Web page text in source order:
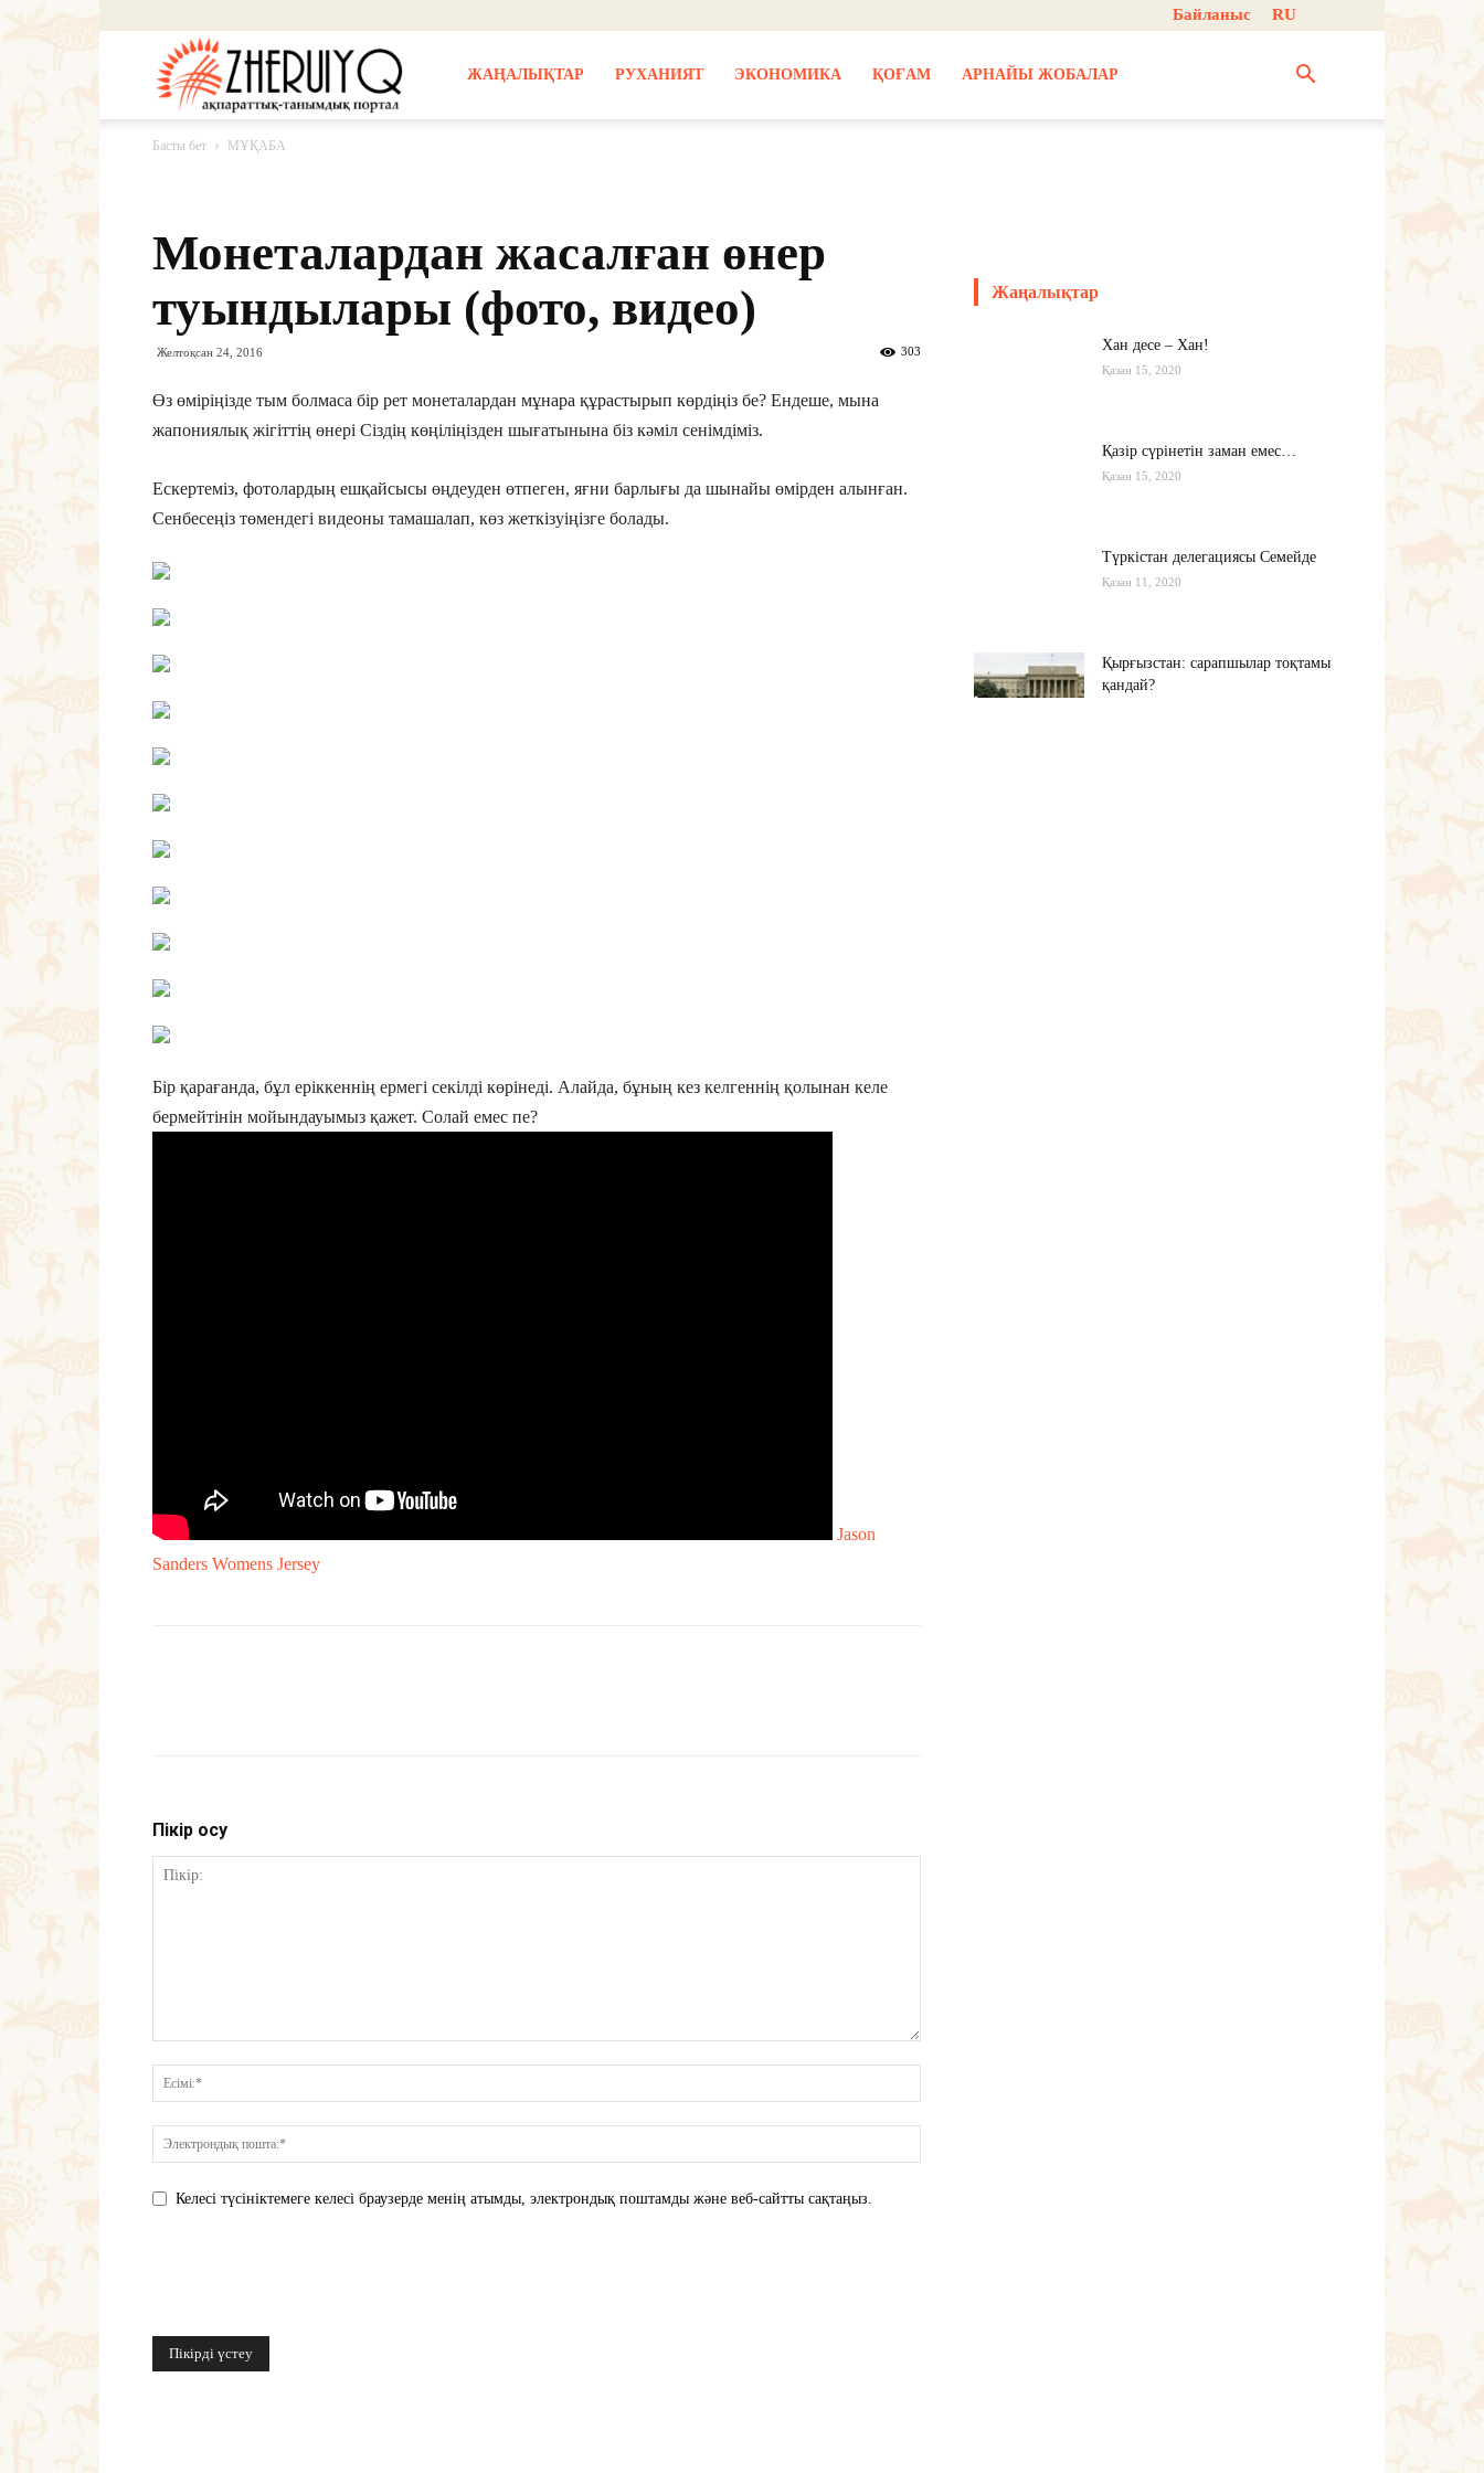
Байланыс RU
ЖАҢАЛЫҚТАР РУХАНИЯТ ЭКОНОМИКА ҚОҒАМ АРНАЙЫ ЖОБАЛАР
Басты бет МҰҚАБА
Монеталардан жасалған өнер
туындылары (фото, видео)
Желтоқсан 24, 2016 303
Өз өміріңізде тым болмаса бір рет монеталардан мұнара құрастырып көрдіңіз бе? Ендеше, мына
жапониялық жігіттің өнері Сіздің көңіліңізден шығатынына біз кәміл сенімдіміз.
Ескертеміз, фотолардың ешқайсысы өңдеуден өтпеген, яғни барлығы да шынайы өмірден алынған.
Сенбесеңіз төмендегі видеоны тамашалап, көз жеткізуіңізге болады.
Бір қарағанда, бұл еріккеннің ермегі секілді көрінеді. Алайда, бұның кез келгеннің қолынан келе
бермейтінін мойындауымыз қажет. Солай емес пе?
Jason
Sanders Womens Jersey
Пікір қосу
Келесі түсініктемеге келесі браузерде менің атымды, электрондық поштамды және веб-сайтты сақтаңыз.
Жаңалықтар
Хан десе – Хан!
Қазан 15, 2020
Қазір сүрінетін заман емес…
Қазан 15, 2020
Түркістан делегациясы Семейде
Қазан 11, 2020
Қырғызстан: сарапшылар тоқтамы
қандай?